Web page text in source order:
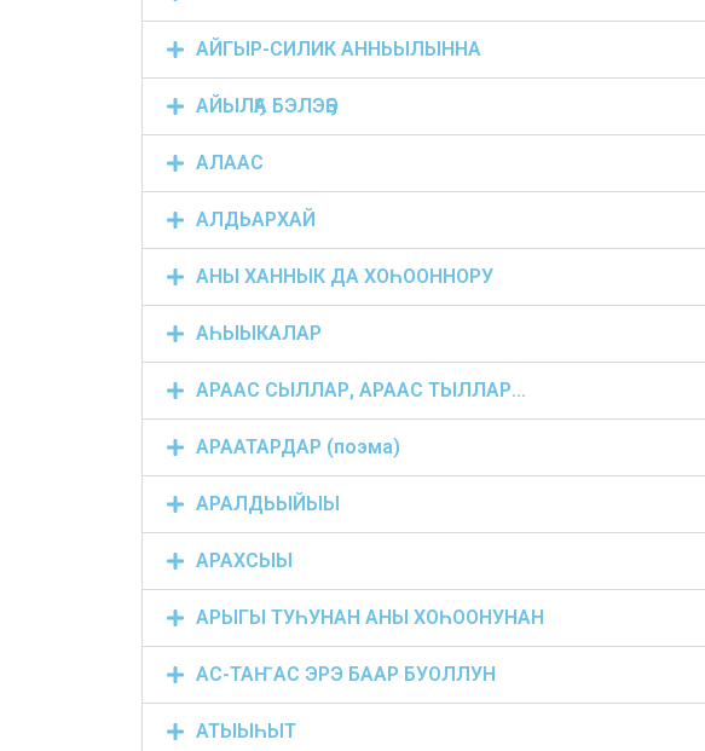
АЙГЫР-СИЛИК АННЬЫЛЫННА
АЙЫЛҔА БЭЛЭҔЭ
АЛААС
АЛДЬАРХАЙ
АНЫ ХАННЫК ДА ХОҺООННОРУ
АҺЫЫКАЛАР
АРААС СЫЛЛАР, АРААС ТЫЛЛАР…
АРААТАРДАР (поэма)
АРАЛДЬЫЙЫЫ
АРАХСЫЫ
АРЫГЫ ТУҺУНАН АНЫ ХОҺООНУНАН
АС-ТАҤАС ЭРЭ БААР БУОЛЛУН
АТЫЫҺЫТ